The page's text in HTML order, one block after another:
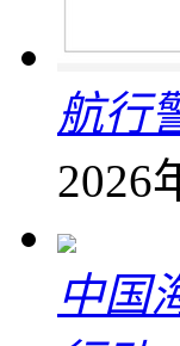
航行
2026
中国